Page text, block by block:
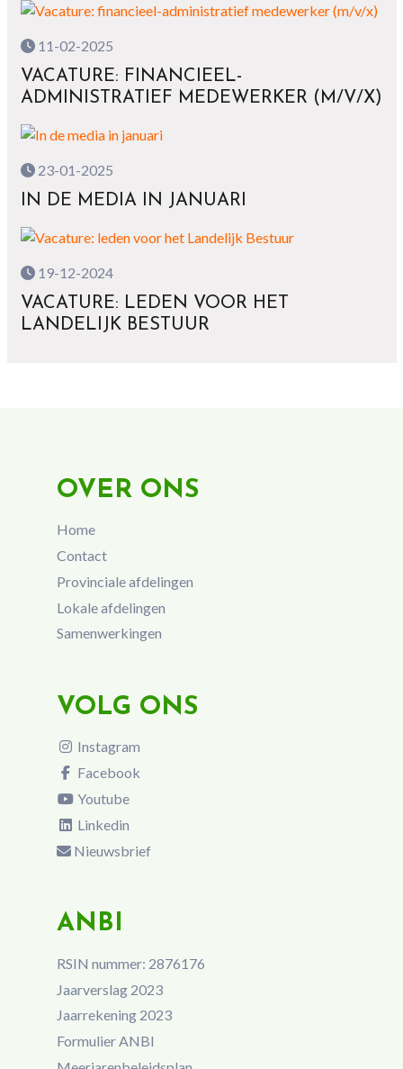
11-02-2025
VACATURE: FINANCIEEL-
ADMINISTRATIEF MEDEWERKER (M/V/X)
23-01-2025
IN DE MEDIA IN JANUARI
19-12-2024
VACATURE: LEDEN VOOR HET
LANDELIJK BESTUUR
OVER ONS
Home
Contact
Provinciale afdelingen
Lokale afdelingen
Samenwerkingen
VOLG ONS
Instagram
Facebook
Youtube
Linkedin
Nieuwsbrief
ANBI
RSIN nummer: 2876176
Jaarverslag 2023
Jaarrekening 2023
Formulier ANBI